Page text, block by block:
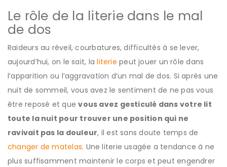
Le rôle de la literie dans le mal
de dos
Raideurs au réveil, courbatures, difficultés à se lever,
aujourd’hui, on le sait, laliterie peut jouer un rôle dans
l’apparition ou l’aggravation d’un mal de dos. Si après une
nuit de sommeil, vous avez le sentiment de ne pas vous
être reposé et quevous avez gesticulé dans votre lit
toute la nuit pour trouver une position qui ne
ravivait pas la douleur, il est sans doute temps de
changer de matelas. Une literie usagée a tendance à ne
plus suffisamment maintenir le corps et peut engendrer